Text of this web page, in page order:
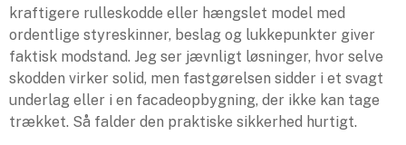
kraftigere rulleskodde eller hængslet model med
ordentlige styreskinner, beslag og lukkepunkter giver
faktisk modstand. Jeg ser jævnligt løsninger, hvor selve
skodden virker solid, men fastgørelsen sidder i et svagt
underlag eller i en facadeopbygning, der ikke kan tage
trækket. Så falder den praktiske sikkerhed hurtigt.